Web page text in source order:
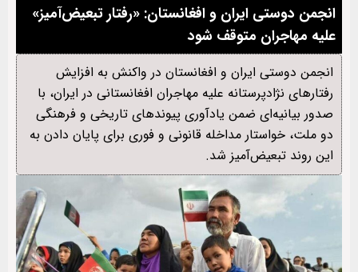
انجمن دوستی ایران و افغانستان: «رفتار تبعیض‌آمیز»
علیه مهاجران متوقف شود
انجمن دوستی ایران و افغانستان در واکنش به افزایش
رفتارهای نژادپرستانه علیه مهاجران افغانستانی در ایران، با
صدور بیانیه‌ای ضمن یادآوری پیوندهای تاریخی و فرهنگی
دو ملت، خواستار مداخله قانونی و فوری برای پایان دادن به
این روند تبعیض‌آمیز شد.